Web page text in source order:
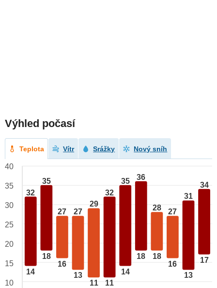
Výhled počasí
Teplota Vítr Srážky Nový sníh
32
14
35
18
27
16
27
13
29
11
32
11
35
14
36
18
28
18
27
16
31
13
34
17
40
35
30
25
20
15
10